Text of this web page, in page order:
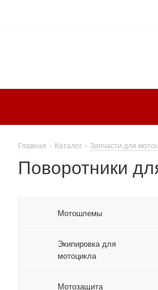
Главная - Каталог - Запчасти для
Поворотники
Мотошлемы
Экипировка для
мотоцикла
Мотозащита